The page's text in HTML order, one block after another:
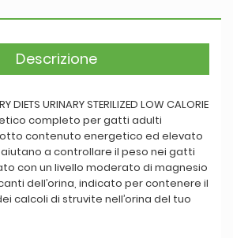
Descrizione
DIETS URINARY STERILIZED LOW CALORIE
completo per gatti adulti
contenuto energetico ed elevato
a controllare il peso nei gatti
con un livello moderato di magnesio
dell’orina, indicato per contenere il
calcoli di struvite nell’orina del tuo